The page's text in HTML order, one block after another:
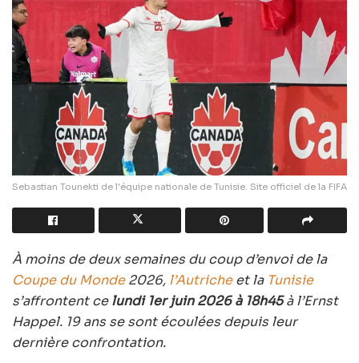
Sebastian Tounekti de l'équipe nationale de Tunisie. Site officiel de la FIFA
À moins de deux semaines du coup d’envoi de la
Coupe du Monde2026, l’Autricheet la Tunisie
s’affrontent celundi 1er juin 2026 à 18h45à l’Ernst
Happel. 19 ans se sont écoulées depuis leur
dernière confrontation.